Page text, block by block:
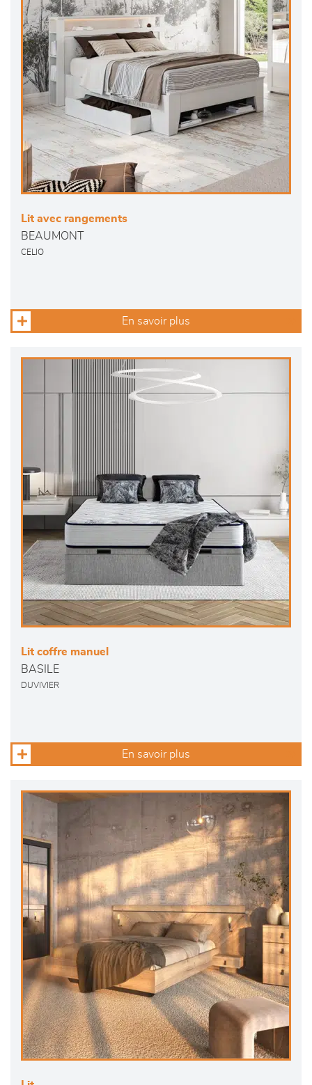
Lit avec rangements
BEAUMONT
CELIO
En savoir plus
Lit coffre manuel
BASILE
DUVIVIER
En savoir plus